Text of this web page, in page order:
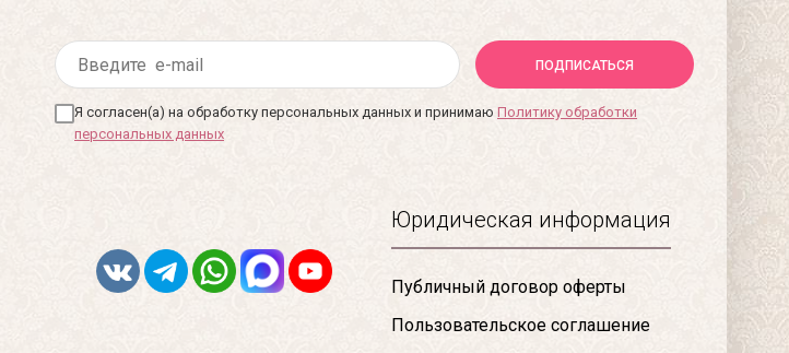
ПОДПИСАТЬСЯ
Я согласен(а) на обработку персональных данных и принимаю Политику обработки
персональных данных
Юридическая информация
Публичный договор оферты
Пользовательское соглашение